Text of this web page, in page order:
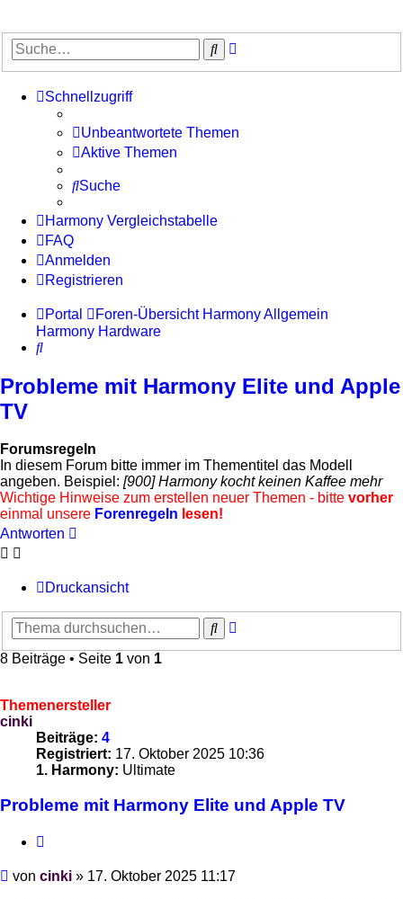
Suche
Schnellzugriff
Unbeantwortete Themen
Aktive Themen
Suche
Harmony Vergleichstabelle
FAQ
Anmelden
Registrieren
Portal Foren-Übersicht Harmony Allgemein
Harmony Hardware
Suche
Probleme mit Harmony Elite und Apple
TV
Forumsregeln
In diesem Forum bitte immer im Thementitel das Modell
angeben. Beispiel: [900] Harmony kocht keinen Kaffee mehr
Wichtige Hinweise zum erstellen neuer Themen - bitte vorher
einmal unsere Forenregeln lesen!
Antworten
Druckansicht
Suche
8 Beiträge • Seite 1 von 1
Themenersteller
cinki
Beiträge: 4
Registriert: 17. Oktober 2025 10:36
1. Harmony: Ultimate
Probleme mit Harmony Elite und Apple TV
Beitrag
von cinki » 17. Oktober 2025 11:17